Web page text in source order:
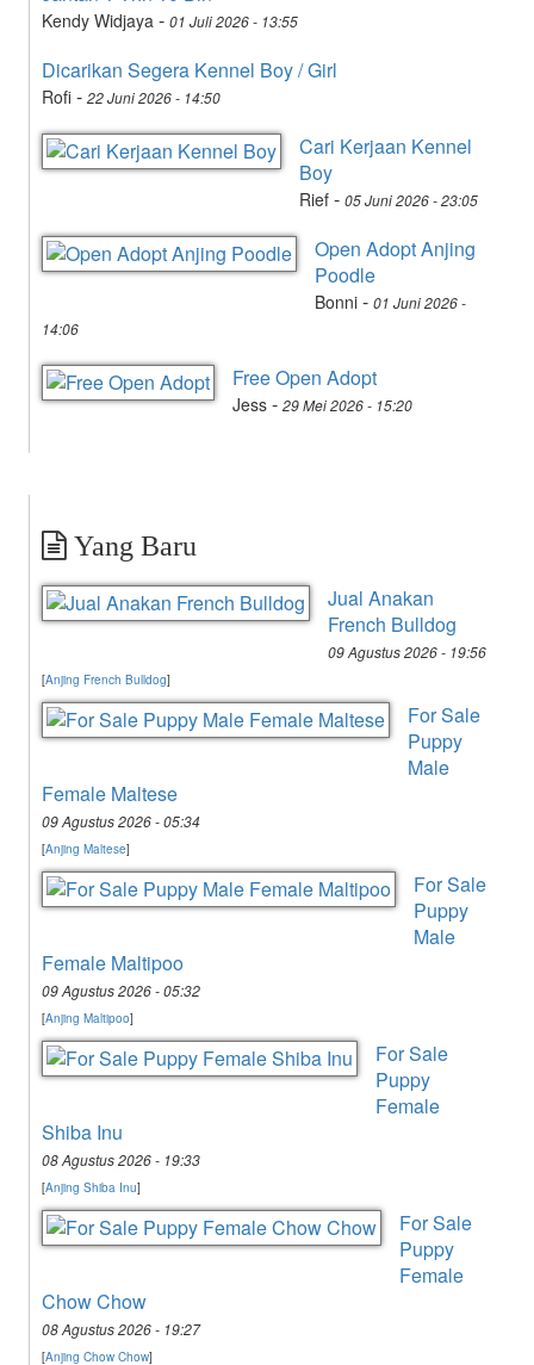
Kendy Widjaya - 01 Juli 2026 - 13:55
Dicarikan Segera Kennel Boy / Girl
Rofi - 22 Juni 2026 - 14:50
Cari Kerjaan Kennel
Boy
Rief - 05 Juni 2026 - 23:05
Open Adopt Anjing
Poodle
Bonni - 01 Juni 2026 -
14:06
Free Open Adopt
Jess - 29 Mei 2026 - 15:20
Yang Baru
Jual Anakan
French Bulldog
09 Agustus 2026 - 19:56
[Anjing French Bulldog]
For Sale
Puppy
Male
Female Maltese
09 Agustus 2026 - 05:34
[Anjing Maltese]
For Sale
Puppy
Male
Female Maltipoo
09 Agustus 2026 - 05:32
[Anjing Maltipoo]
For Sale
Puppy
Female
Shiba Inu
08 Agustus 2026 - 19:33
[Anjing Shiba Inu]
For Sale
Puppy
Female
Chow Chow
08 Agustus 2026 - 19:27
[Anjing Chow Chow]